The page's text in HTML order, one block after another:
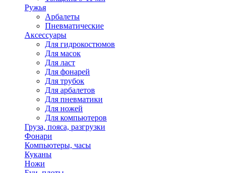
Ружья
Арбалеты
Пневматические
Аксессуары
Для гидрокостюмов
Для масок
Для ласт
Для фонарей
Для трубок
Для арбалетов
Для пневматики
Для ножей
Для компьютеров
Груза, пояса, разгрузки
Фонари
Компьютеры, часы
Куканы
Ножи